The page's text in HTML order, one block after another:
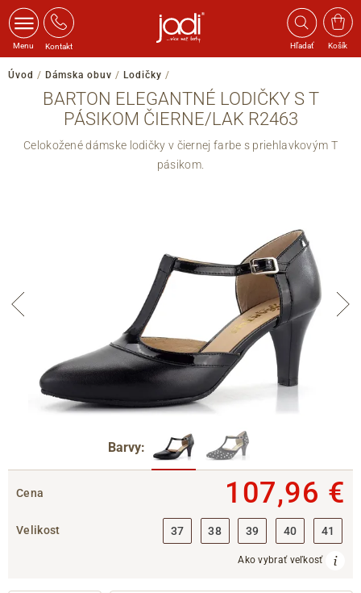
Menu Kontakt Hľadať Košík
Úvod / Dámska obuv / Lodičky /
BARTON ELEGANTNÉ LODIČKY S T
PÁSIKOM ČIERNE/LAK R2463
Celokožené dámske lodičky v čiernej farbe s priehlavkovým T
pásikom.
Barvy:
Cena 107,96 €
Velikost 37 38 39 40 41
Ako vybrať veľkosť